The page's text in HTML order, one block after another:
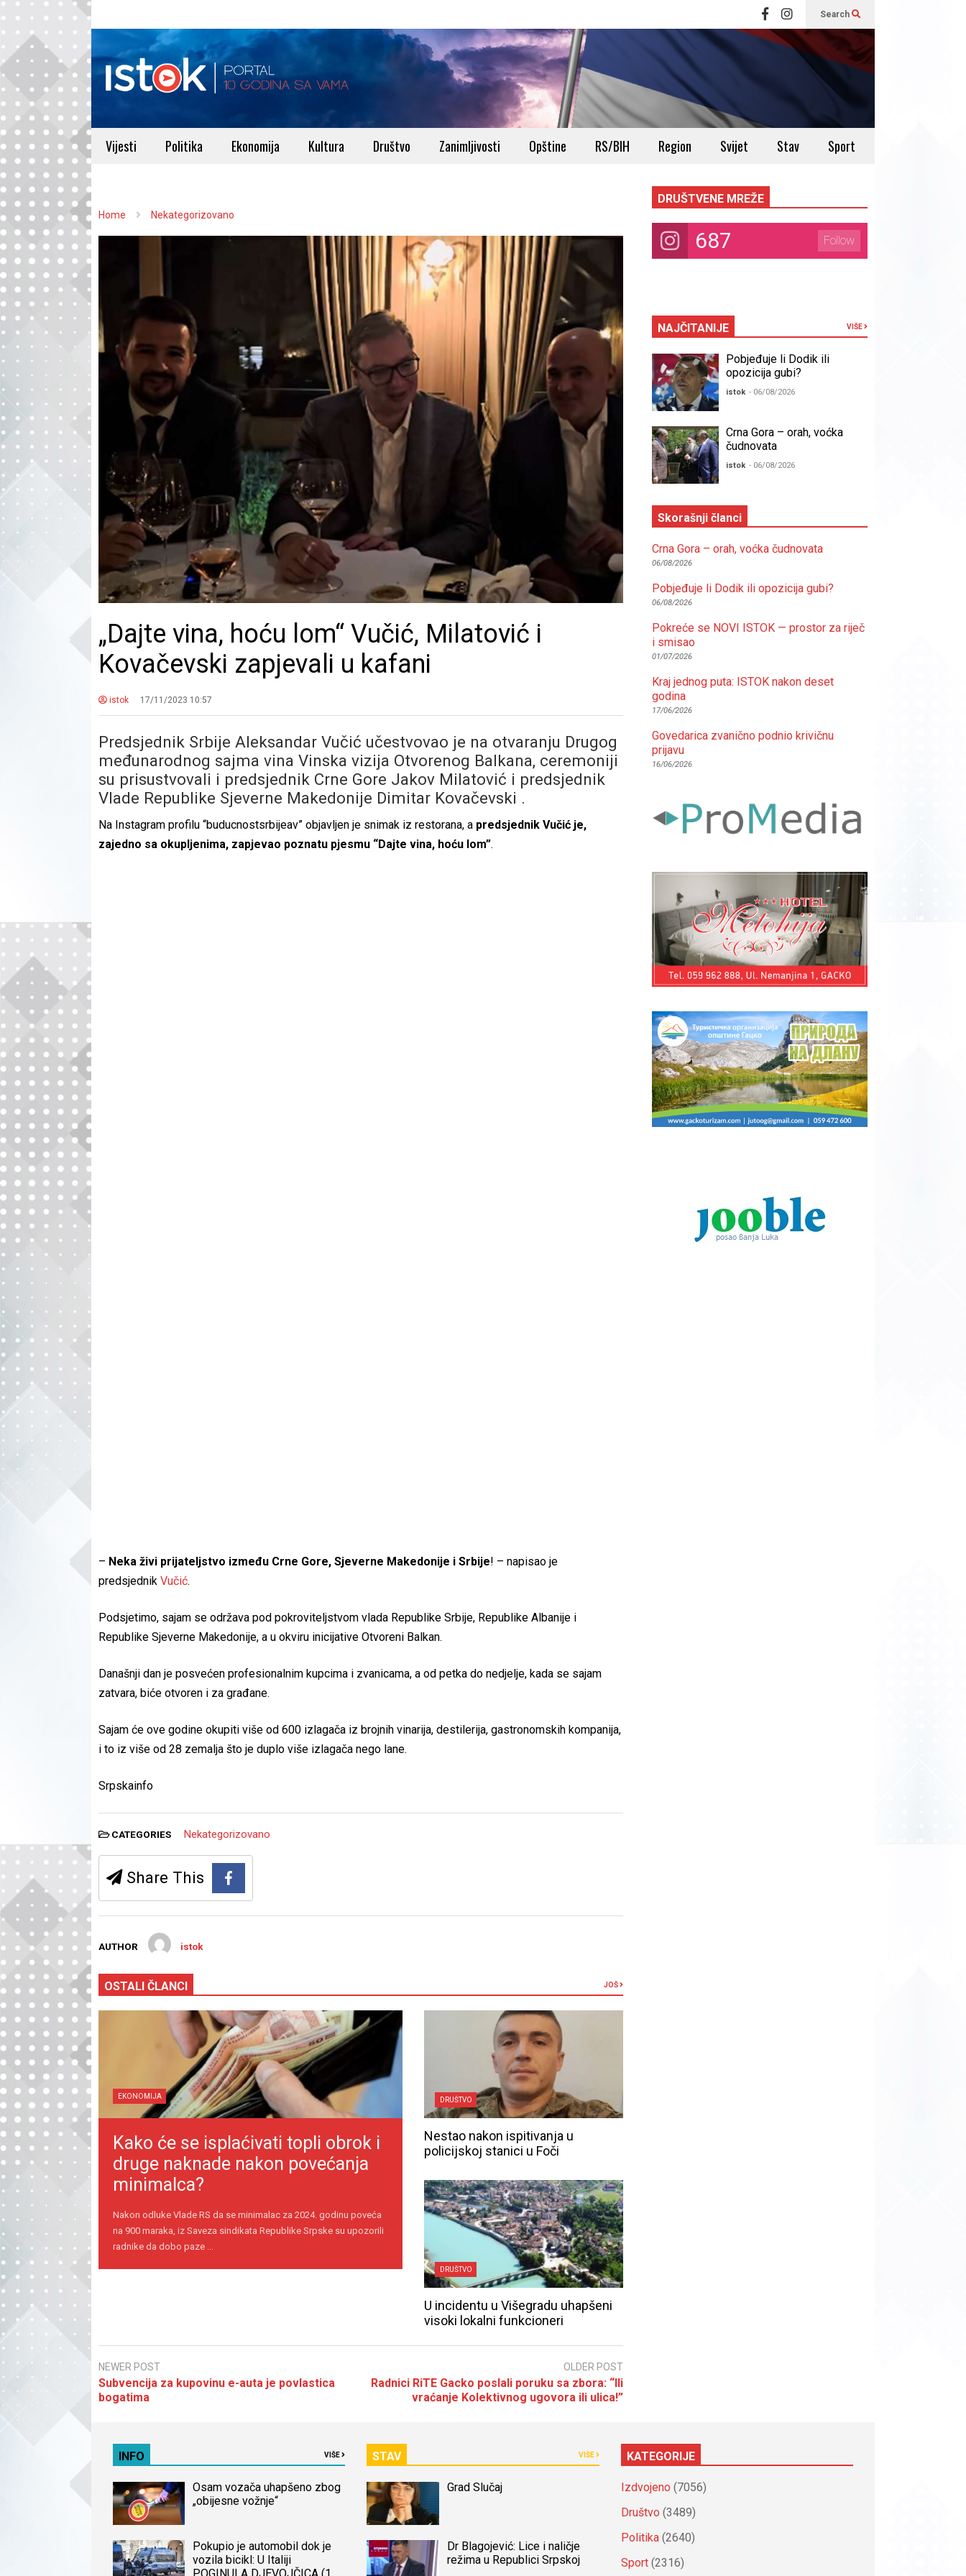
Search
Vijesti Politika Ekonomija Kultura Društvo Zanimljivosti Opštine RS/BIH Region Svijet Stav Sport
Home Nekategorizovano
„Dajte vina, hoću lom“ Vučić, Milatović i
Kovačevski zapjevali u kafani
istok 17/11/2023 10:57
Predsjednik Srbije Aleksandar Vučić učestvovao je na otvaranju Drugog
međunarodnog sajma vina Vinska vizija Otvorenog Balkana, ceremoniji
su prisustvovali i predsjednik Crne Gore Jakov Milatović i predsjednik
Vlade Republike Sjeverne Makedonije Dimitar Kovačevski .
Na Instagram profilu “buducnostsrbijeav” objavljen je snimak iz restorana, a predsjednik Vučić je,
zajedno sa okupljenima, zapjevao poznatu pjesmu “Dajte vina, hoću lom”.
– Neka živi prijateljstvo između Crne Gore, Sjeverne Makedonije i Srbije! – napisao je
predsjednik Vučić.
Podsjetimo, sajam se održava pod pokroviteljstvom vlada Republike Srbije, Republike Albanije i
Republike Sjeverne Makedonije, a u okviru inicijative Otvoreni Balkan.
Današnji dan je posvećen profesionalnim kupcima i zvanicama, a od petka do nedjelje, kada se sajam
zatvara, biće otvoren i za građane.
Sajam će ove godine okupiti više od 600 izlagača iz brojnih vinarija, destilerija, gastronomskih kompanija,
i to iz više od 28 zemalja što je duplo više izlagača nego lane.
Srpskainfo
CATEGORIES Nekategorizovano
Share This
AUTHOR istok
OSTALI ČLANCI JOŠ
EKONOMIJA
Kako će se isplaćivati topli obrok i
druge naknade nakon povećanja
minimalca?
Nakon odluke Vlade RS da se minimalac za 2024. godinu poveća
na 900 maraka, iz Saveza sindikata Republike Srpske su upozorili
radnike da dobo paze ...
DRUŠTVO
Nestao nakon ispitivanja u
policijskoj stanici u Foči
DRUŠTVO
U incidentu u Višegradu uhapšeni
visoki lokalni funkcioneri
NEWER POST
Subvencija za kupovinu e-auta je povlastica
bogatima
OLDER POST
Radnici RiTE Gacko poslali poruku sa zbora: “Ili
vraćanje Kolektivnog ugovora ili ulica!”
DRUŠTVENE MREŽE
687 Follow
NAJČITANIJE VIŠE
Pobjeđuje li Dodik ili
opozicija gubi?
istok - 06/08/2026
Crna Gora – orah, voćka
čudnovata
istok - 06/08/2026
Skorašnji članci
Crna Gora – orah, voćka čudnovata
06/08/2026
Pobjeđuje li Dodik ili opozicija gubi?
06/08/2026
Pokreće se NOVI ISTOK — prostor za riječ
i smisao
01/07/2026
Kraj jednog puta: ISTOK nakon deset
godina
17/06/2026
Govedarica zvanično podnio krivičnu
prijavu
16/06/2026
INFO VIŠE
Osam vozača uhapšeno zbog
„obijesne vožnje“
Pokupio je automobil dok je
vozila bicikl: U Italiji
POGINULA DJEVOJČICA (14)
STAV VIŠE
Grad Slučaj
Dr Blagojević: Lice i naličje
režima u Republici Srpskoj
KATEGORIJE
Izdvojeno (7056)
Društvo (3489)
Politika (2640)
Sport (2316)